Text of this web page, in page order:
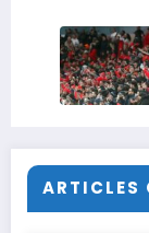
ARTICLES